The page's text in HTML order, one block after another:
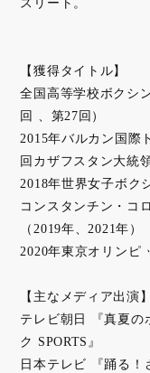
スリート。
【獲得タイトル】
全国高等学校ボクシ
回 、第27回）
2015年バルカン国
回カザフスタン大
2018年世界女子ボ
コンスタンチン・コ
（2019年、2021年）
2020年東京オリンピ
【主なメディア出演】
テレビ朝日 『真夏の
ク SPORTS』
日本テレビ 『踊る